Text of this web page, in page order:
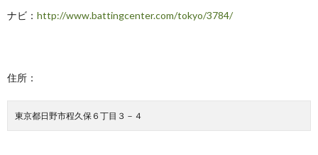
ナビ： http://www.battingcenter.com/tokyo/3784/
住所：
東京都日野市程久保６丁目３－４